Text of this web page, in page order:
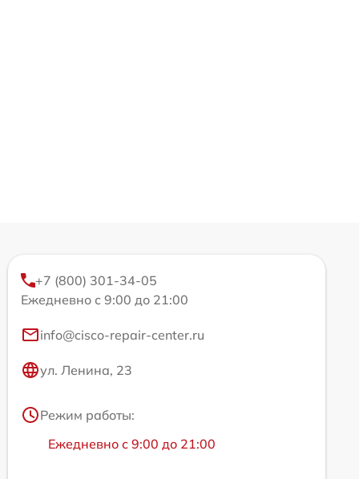
+7 (800) 301-34-05
Ежедневно с 9:00 до 21:00
info@cisco-repair-center.ru
ул. Ленина, 23
Режим работы:
Ежедневно с 9:00 до 21:00